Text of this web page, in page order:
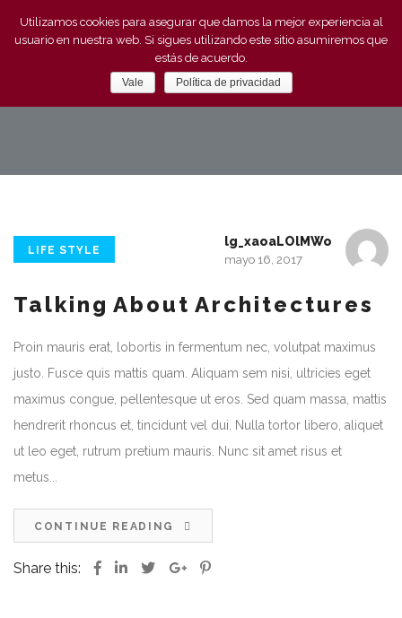
LIFE STYLE
lg_xaoaLOlMWo
mayo 16, 2017
Talking About Architectures
Proin mauris erat, lobortis in fermentum nec, volutpat maximus
justo. Fusce quis mattis quam. Aliquam sem nisi, ultricies eget
maximus congue, pellentesque ut eros. Sed quam massa, mattis
hendrerit rhoncus et, tincidunt vel dui. Nulla tortor libero, aliquet
ut leo eget, rutrum pretium mauris. Nunc sit amet risus et
metus...
CONTINUE READING
Share this:
Utilizamos cookies para asegurar que damos la mejor experiencia al
usuario en nuestra web. Si sigues utilizando este sitio asumiremos que
estás de acuerdo.
Vale Política de privacidad